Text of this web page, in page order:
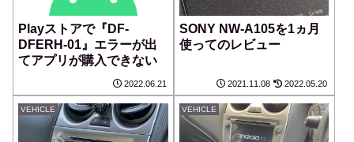
Playストアで『DF-
DFERH-01』エラーが出
てアプリが購入できない
2022.06.21
SONY NW-A105を1ヵ月
使ってのレビュー
2021.11.08 2022.05.20
VEHICLE VEHICLE